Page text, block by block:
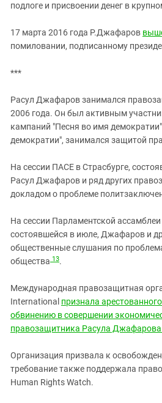
подлоге и присвоении денег в
17 марта 2016 года Р.Джафаров
помиловании, подписанному
***
Расул Джафаров занимался
2006 года. Он был активным
кампаний "Песня во имя
демократии", занимался защитой
На сессии ПАСЕ в Страсбурге,
Расул Джафаров и ряд других
докладом о проблеме
На сессии Парламентской
состоявшейся в июле, Джафаров и
общественные слушания по
общества 13.
Международная правозащитная
International признала
обвинению в совершении
правозащитника Расула Джафарова
Организация призвала к
требование также поддержала
Human RightsWatch.